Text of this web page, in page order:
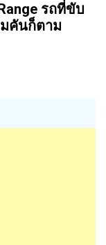
รถที่ขับ
คันก็ตาม